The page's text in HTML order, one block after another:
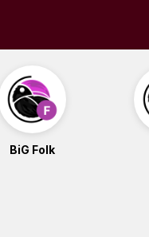
BiG Folk